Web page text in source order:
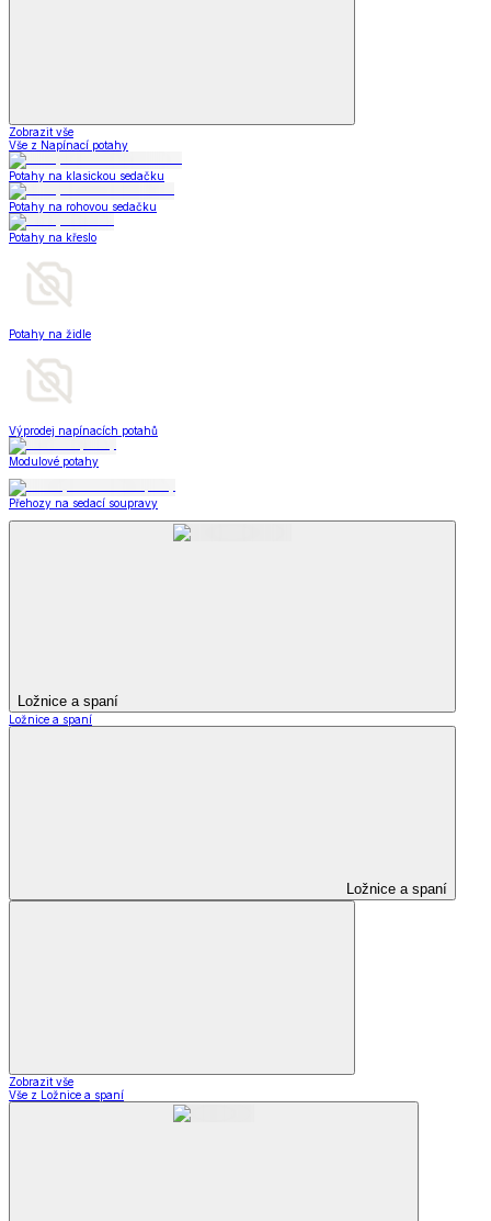
Zobrazit vše
Vše z Napínací potahy
Potahy na klasickou sedačku
Potahy na rohovou sedačku
Potahy na křeslo
Potahy na židle
Výprodej napínacích potahů
Modulové potahy
Přehozy na sedací soupravy
Ložnice a spaní
Ložnice a spaní
Ložnice a spaní
Zobrazit vše
Vše z Ložnice a spaní